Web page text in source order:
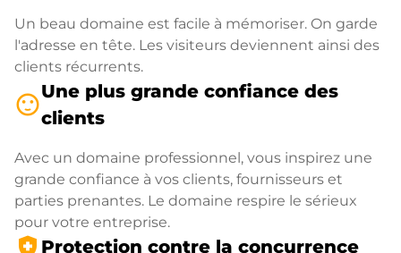
Un beau domaine est facile à mémoriser. On garde
l'adresse en tête. Les visiteurs deviennent ainsi des
clients récurrents.
sentiment_satisfiedUne plus grande confiance des
clients
Avec un domaine professionnel, vous inspirez une
grande confiance à vos clients, fournisseurs et
parties prenantes. Le domaine respire le sérieux
pour votre entreprise.
health_and_safety Protection contre la concurrence